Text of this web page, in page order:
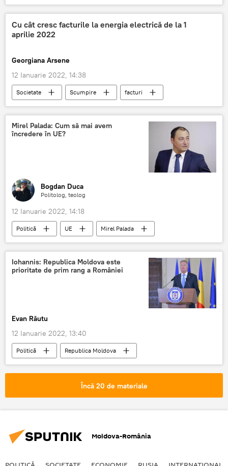
Cu cât cresc facturile la energia electrică de la 1
aprilie 2022
Georgiana Arsene
12 Ianuarie 2022, 14:38
Societate Scumpire facturi
Mirel Palada: Cum să mai avem
încredere în UE?
Bogdan Duca
Politolog, teolog
12 Ianuarie 2022, 14:18
Politică UE Mirel Palada
Iohannis: Republica Moldova este
prioritate de prim rang a României
Evan Răutu
12 Ianuarie 2022, 13:40
Politică
Republica Moldova
Klaus Iohannis
România
Încă 20 de materiale
Moldova-România